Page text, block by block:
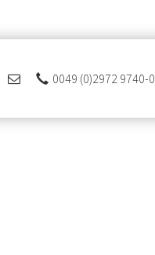
0049 (0)2972 9740-0